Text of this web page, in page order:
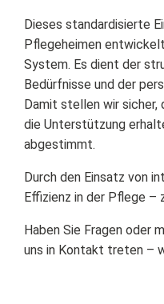
Dieses standardisierte
Pflegeheimen
System. Es dient der
Bedürfnisse und der
Damit stellen wir sicher,
die Unterstützung
abgestimmt.
Durch den Einsatz von
Effizienz in der Pflege –
Haben Sie Fragen oder
uns in Kontakt treten –